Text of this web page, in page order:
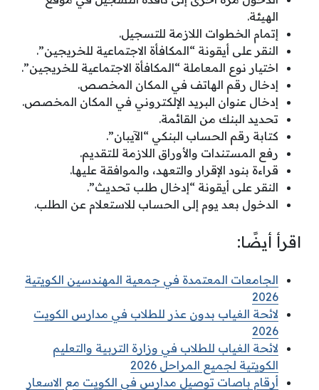
الهيئة.
إتمام الخطوات اللازمة للتسجيل.
النقر على أيقونة “المكافأة الاجتماعية للخريجين”.
اختيار نوع المعاملة “المكافأة الاجتماعية للخريجين”.
إدخال رقم الهاتف في المكان المخصص.
إدخال عنوان البريد الإلكتروني في المكان المخصص.
تحديد البنك من القائمة.
كتابة رقم الحساب البنكي “الآيبان”.
رفع المستندات والأوراق اللازمة للتقديم.
قراءة بنود الإقرار والتعهد، والموافقة عليها.
النقر على أيقونة “إدخال طلب تحديث”.
الدخول بعد يوم إلى الحساب للاستعلام عن الطلب.
اقرأ أيضًا:
الجامعات المعتمدة في جمعية المهندسين الكويتية
2026
لائحة الغياب بدون عذر للطلاب في مدارس الكويت
2026
لائحة الغياب للطلاب في وزارة التربية والتعليم
الكويتية لجميع المراحل 2026
أرقام باصات توصيل مدارس في الكويت مع الاسعار